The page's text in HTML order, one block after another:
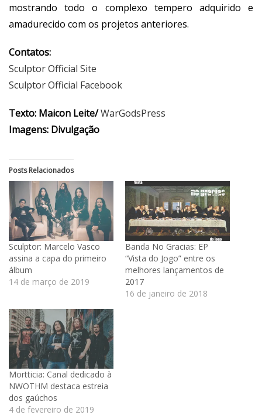
mostrando todo o complexo tempero adquirido e
amadurecido com os projetos anteriores.
Contatos:
Sculptor Official Site
Sculptor Official Facebook
Texto: Maicon Leite/WarGodsPress
Imagens: Divulgação
Posts Relacionados
Sculptor: Marcelo Vasco
assina a capa do primeiro
álbum
14 de março de 2019
Banda No Gracias: EP
“Vista do Jogo” entre os
melhores lançamentos de
2017
16 de janeiro de 2018
Mortticia: Canal dedicado à
NWOTHM destaca estreia
dos gaúchos
4 de fevereiro de 2019